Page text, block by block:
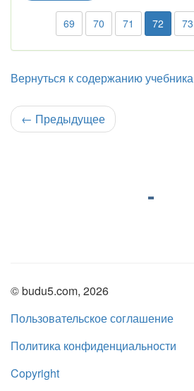
69 70 71 72 73
Вернуться к содержанию учебника
← Предыдущее
© budu5.com, 2026
Пользовательское соглашение
Политика конфиденциальности
Copyright